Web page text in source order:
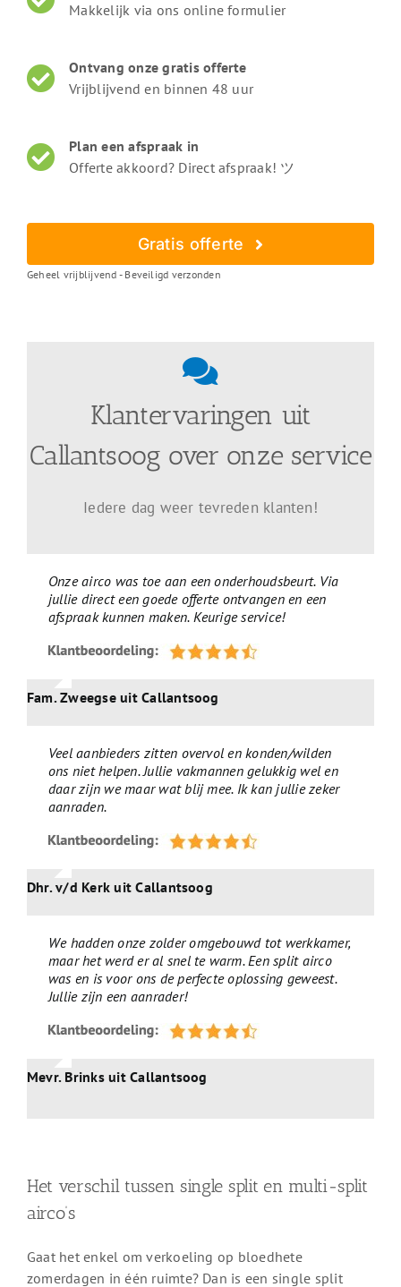
Makkelijk via ons online formulier
Ontvang onze gratis offerte
Vrijblijvend en binnen 48 uur
Plan een afspraak in
Offerte akkoord? Direct afspraak! ツ
Gratis offerte
Geheel vrijblijvend - Beveiligd verzonden
Klantervaringen uit
Callantsoog over onze service
Iedere dag weer tevreden klanten!
Onze airco was toe aan een onderhoudsbeurt. Via
jullie direct een goede offerte ontvangen en een
afspraak kunnen maken. Keurige service!
Fam. Zweegse uit Callantsoog
Veel aanbieders zitten overvol en konden/wilden
ons niet helpen. Jullie vakmannen gelukkig wel en
daar zijn we maar wat blij mee. Ik kan jullie zeker
aanraden.
Dhr. v/d Kerk uit Callantsoog
We hadden onze zolder omgebouwd tot werkkamer,
maar het werd er al snel te warm. Een split airco
was en is voor ons de perfecte oplossing geweest.
Jullie zijn een aanrader!
Mevr. Brinks uit Callantsoog
Het verschil tussen single split en multi-split
airco’s
Gaat het enkel om verkoeling op bloedhete
zomerdagen in één ruimte? Dan is een single split